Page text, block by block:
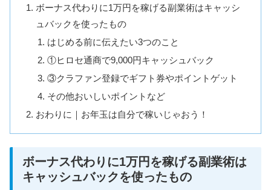
ボーナス代わりに1万円を稼げる副業術はキャッシ
ュバックを使ったもの
はじめる前に伝えたい3つのこと
①ヒロセ通商で9,000円キャッシュバック
③クラファン登録でギフト券やポイントゲット
その他おいしいポイントなど
おわりに｜お年玉は自分で稼いじゃおう！
ボーナス代わりに1万円を稼げる副業術は
キャッシュバックを使ったもの